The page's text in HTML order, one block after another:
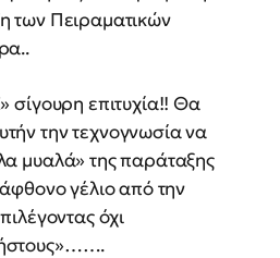
των Πειραματικών
σίγουρη επιτυχία!! Θα
την τεχνογνωσία να
μυαλά» της παράταξης
γέλιο από την
όχι